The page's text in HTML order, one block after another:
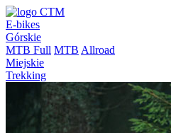
E-bikes
Górskie
MTB Full MTB Allroad
Miejskie
Trekking